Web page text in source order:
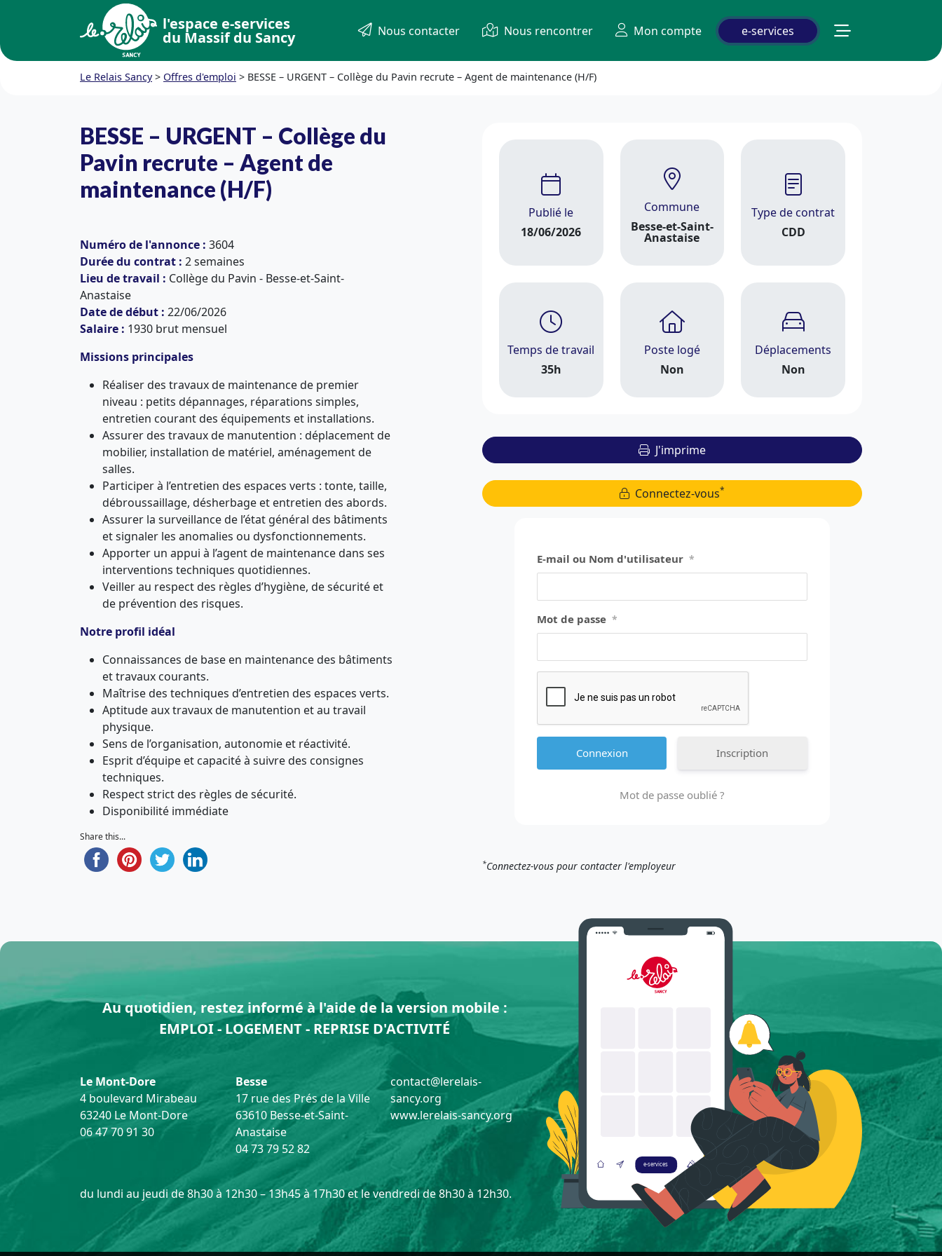
l'espace e-services
du Massif du Sancy Nous contacter Nous rencontrer Mon compte e-services
Le Relais Sancy> Offres d'emploi > BESSE – URGENT – Collège du Pavin recrute – Agent de maintenance (H/F)
BESSE – URGENT – Collège du
Pavin recrute – Agent de
maintenance (H/F)
Numéro de l'annonce : 3604
Durée du contrat : 2 semaines
Lieu de travail : Collège du Pavin - Besse-et-Saint-
Anastaise
Date de début : 22/06/2026
Salaire : 1930 brut mensuel
Missions principales
Réaliser des travaux de maintenance de premier
niveau : petits dépannages, réparations simples,
entretien courant des équipements et installations.
Assurer des travaux de manutention : déplacement de
mobilier, installation de matériel, aménagement de
salles.
Participer à l’entretien des espaces verts : tonte, taille,
débroussaillage, désherbage et entretien des abords.
Assurer la surveillance de l’état général des bâtiments
et signaler les anomalies ou dysfonctionnements.
Apporter un appui à l’agent de maintenance dans ses
interventions techniques quotidiennes.
Veiller au respect des règles d’hygiène, de sécurité et
de prévention des risques.
Notre profil idéal
Connaissances de base en maintenance des bâtiments
et travaux courants.
Maîtrise des techniques d’entretien des espaces verts.
Aptitude aux travaux de manutention et au travail
physique.
Sens de l’organisation, autonomie et réactivité.
Esprit d’équipe et capacité à suivre des consignes
techniques.
Respect strict des règles de sécurité.
Disponibilité immédiate
Share this...
Publié le
18/06/2026
Commune
Besse-et-Saint-
Anastaise
Type de contrat
CDD
Temps de travail
35h
Poste logé
Non
Déplacements
Non
J'imprime
Connectez-vous*
E-mail ou Nom d'utilisateur *
Mot de passe *
Inscription
Mot de passe oublié ?
*Connectez-vous pour contacter l'employeur
Au quotidien, restez informé à l'aide de la version mobile :
EMPLOI - LOGEMENT - REPRISE D'ACTIVITÉ
Le Mont-Dore
4 boulevard Mirabeau
63240 Le Mont-Dore
06 47 70 91 30
Besse
17 rue des Prés de la Ville
63610 Besse-et-Saint-
Anastaise
04 73 79 52 82
contact@lerelais-
sancy.org
www.lerelais-sancy.org
du lundi au jeudi de 8h30 à 12h30 – 13h45 à 17h30 et le vendredi de 8h30 à 12h30.